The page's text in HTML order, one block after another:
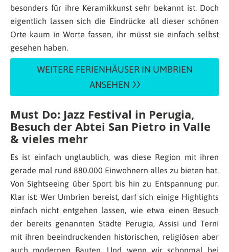
besonders für ihre Keramikkunst sehr bekannt ist. Doch
eigentlich lassen sich die Eindrücke all dieser schönen
Orte kaum in Worte fassen, ihr müsst sie einfach selbst
gesehen haben.
WEITERE FERIENHÄUSER IN UMBRIEN
ANSEHEN
Must Do: Jazz Festival in Perugia,
Besuch der Abtei San Pietro in Valle
& vieles mehr
Es ist einfach unglaublich, was diese Region mit ihren
gerade mal rund 880.000 Einwohnern alles zu bieten hat.
Von Sightseeing über Sport bis hin zu Entspannung pur.
Klar ist: Wer Umbrien bereist, darf sich einige Highlights
einfach nicht entgehen lassen, wie etwa einen Besuch
der bereits genannten Städte Perugia, Assisi und Terni
mit ihren beeindruckenden historischen, religiösen aber
auch modernen Bauten. Und wenn wir schonmal bei